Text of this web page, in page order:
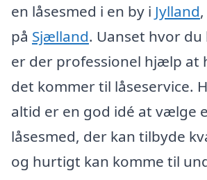
en låsesmed i en by i Jylland
på Sjælland. Uanset hvor
er der professionel hjælp at
det kommer til låseservice.
altid er en god idé at vælge
låsesmed, der kan tilbyde
og hurtigt kan komme til